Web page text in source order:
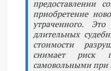
предоставлении
приобретение
утраченного.
длительных
стоимости
снимает риск
самовольными при